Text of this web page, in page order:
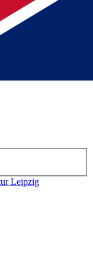
Leipzig